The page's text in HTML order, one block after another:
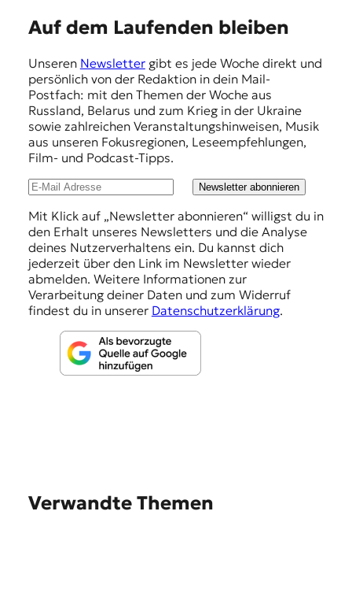
Auf dem Laufenden bleiben
Unseren Newslettergibt es jede Woche direkt und
persönlich von der Redaktion in dein Mail-
Postfach: mit den Themen der Woche aus
Russland, Belarus und zum Krieg in der Ukraine
sowie zahlreichen Veranstaltungshinweisen, Musik
aus unseren Fokusregionen, Leseempfehlungen,
Film- und Podcast-Tipps.
Newsletter abonnieren
Mit Klick auf „Newsletter abonnieren“ willigst du in
den Erhalt unseres Newsletters und die Analyse
deines Nutzerverhaltens ein. Du kannst dich
jederzeit über den Link im Newsletter wieder
abmelden. Weitere Informationen zur
Verarbeitung deiner Daten und zum Widerruf
findest du in unserer Datenschutzerklärung.
Verwandte Themen